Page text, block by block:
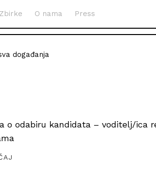
Zbirke O nama Press
događanja
o odabiru kandidata – voditelj/ica